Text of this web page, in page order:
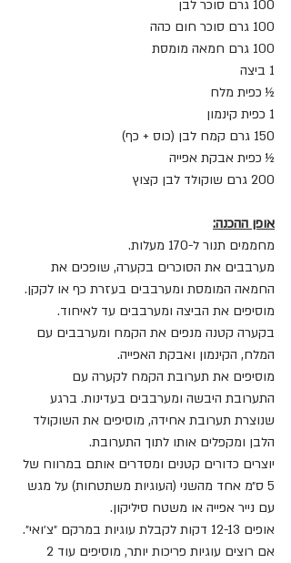
100 גרם סוכר לבן
100 גרם סוכר חום כהה
100 גרם חמאה מומסת
1 ביצה
½ כפית מלח
1 כפית קינמון
150 גרם קמח לבן (כוס + כף)
½ כפית אבקת אפייה
200 גרם שוקולד לבן קצוץ
אופן ההכנה:
מחממים תנור ל-170 מעלות.
מערבבים את הסוכרים בקערה, שופכים את
החמאה המומסת ומערבבים בעזרת כף או לקקן.
מוסיפים את הביצה ומערבבים עד לאיחוד.
בקערה קטנה מנפים את הקמח ומערבבים עם
המלח, הקינמון ואבקת האפייה.
מוסיפים את תערובת הקמח לקערה עם
התערובת היבשה ומערבבים בעדינות. ברגע
שנוצרת תערובת אחידה, מוסיפים את השוקולד
הלבן ומקפלים אותו לתוך התערובת.
יוצרים כדורים קטנים ומסדרים אותם במרווח של
5 ס״מ אחד מהשני (העוגיות משתטחות) על מגש
עם נייר אפייה או משטח סיליקון.
אופים 12-13 דקות לקבלת עוגיות במרקם ״צ׳ואי״.